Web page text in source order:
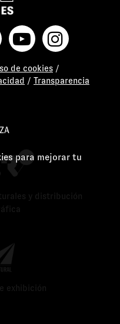
de cookies /
/ Transparencia
y distribución
exhibición
para mejorar tu